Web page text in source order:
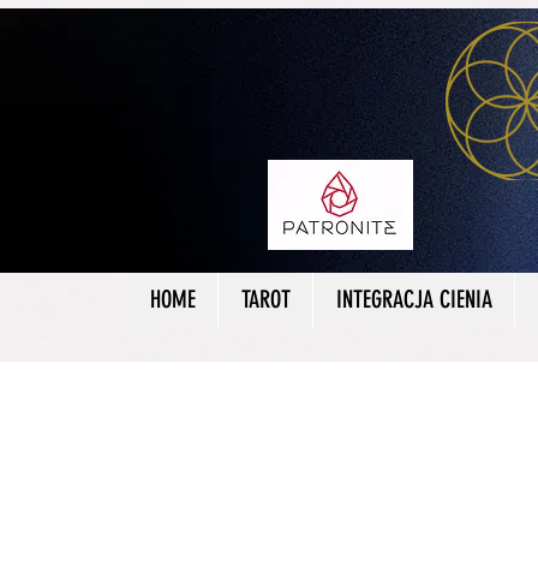
HOME TAROT INTEGRACJA CIENIA